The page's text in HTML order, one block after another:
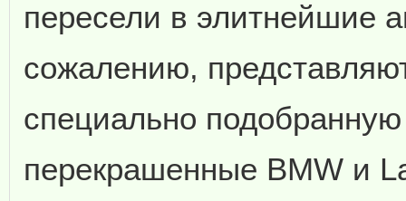
пересели в элитнейшие
сожалению,
специально
перекрашенные BMW и